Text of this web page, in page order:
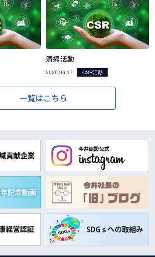
清掃活動
2026.06.17 CSR活動
一覧はこちら